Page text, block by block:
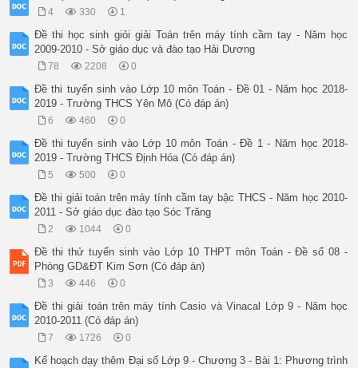
4 330 1
Đề thi học sinh giỏi giải Toán trên máy tính cầm tay - Năm học
2009-2010 - Sở giáo dục và đào tạo Hải Dương
78 2208 0
Đề thi tuyển sinh vào Lớp 10 môn Toán - Đề 01 - Năm học 2018-
2019 - Trường THCS Yên Mô (Có đáp án)
6 460 0
Đề thi tuyển sinh vào Lớp 10 môn Toán - Đề 1 - Năm học 2018-
2019 - Trường THCS Định Hóa (Có đáp án)
5 500 0
Đề thi giải toán trên máy tính cầm tay bậc THCS - Năm học 2010-
2011 - Sở giáo dục đào tạo Sóc Trăng
2 1044 0
Đề thi thử tuyển sinh vào Lớp 10 THPT môn Toán - Đề số 08 -
Phòng GD&ĐT Kim Sơn (Có đáp án)
3 446 0
Đề thi giải toán trên máy tính Casio và Vinacal Lớp 9 - Năm học
2010-2011 (Có đáp án)
7 1726 0
Kế hoạch dạy thêm Đại số Lớp 9 - Chương 3 - Bài 1: Phương trình